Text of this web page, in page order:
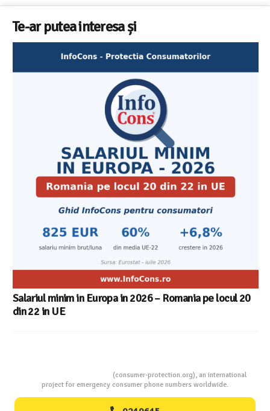
Te-ar putea interesa și
Salariul minim in Europa in 2026 – Romania pe locul 20
din 22 in UE
(consumer-protection.org), an international
project for emergency consumer phone numbers worldwide.